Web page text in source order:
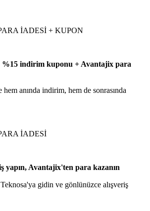
İADESİ + KUPON
%15 indirim kuponu + Avantajix para
anında indirim, hem de sonrasında
İADESİ
yapın, Avantajix'ten para kazanın
gidin ve gönlünüzce alışveriş